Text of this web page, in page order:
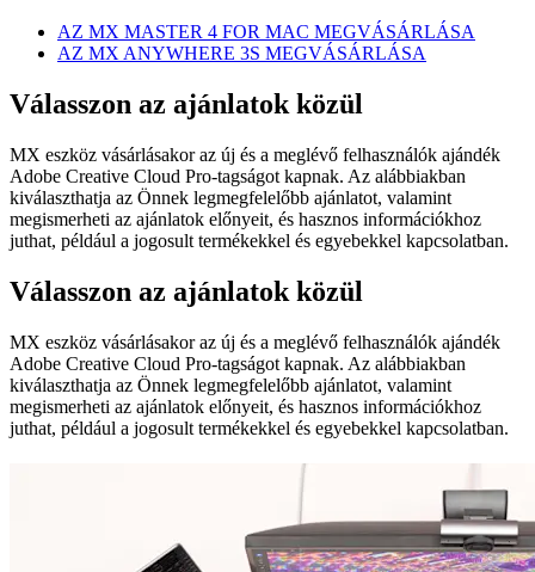
AZ MX MASTER 4 FOR MAC MEGVÁSÁRLÁSA
AZ MX ANYWHERE 3S MEGVÁSÁRLÁSA
Válasszon az ajánlatok közül
MX eszköz vásárlásakor az új és a meglévő felhasználók ajándék
Adobe Creative Cloud Pro-tagságot kapnak. Az alábbiakban
kiválaszthatja az Önnek legmegfelelőbb ajánlatot, valamint
megismerheti az ajánlatok előnyeit, és hasznos információkhoz
juthat, például a jogosult termékekkel és egyebekkel kapcsolatban.
Válasszon az ajánlatok közül
MX eszköz vásárlásakor az új és a meglévő felhasználók ajándék
Adobe Creative Cloud Pro-tagságot kapnak. Az alábbiakban
kiválaszthatja az Önnek legmegfelelőbb ajánlatot, valamint
megismerheti az ajánlatok előnyeit, és hasznos információkhoz
juthat, például a jogosult termékekkel és egyebekkel kapcsolatban.